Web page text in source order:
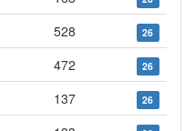
528 26
472 26
137 26